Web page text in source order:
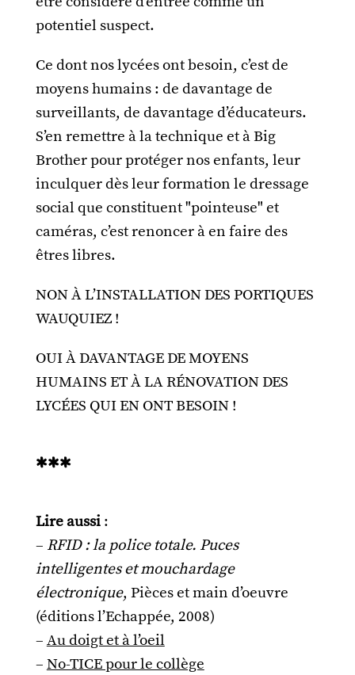
potentiel suspect.
Ce dont nos lycées ont besoin, c’est de
moyens humains : de davantage de
surveillants, de davantage d’éducateurs.
S’en remettre à la technique et à Big
Brother pour protéger nos enfants, leur
inculquer dès leur formation le dressage
social que constituent "pointeuse" et
caméras, c’est renoncer à en faire des
êtres libres.
NON À L’INSTALLATION DES PORTIQUES
WAUQUIEZ !
OUI À DAVANTAGE DE MOYENS
HUMAINS ET À LA RÉNOVATION DES
LYCÉES QUI EN ONT BESOIN !
***
Lire aussi:
– RFID : la police totale. Puces
intelligentes et mouchardage
électronique, Pièces et main d’oeuvre
(éditions l’Echappée, 2008)
–Au doigt et à l’oeil
–No-TICE pour le collège